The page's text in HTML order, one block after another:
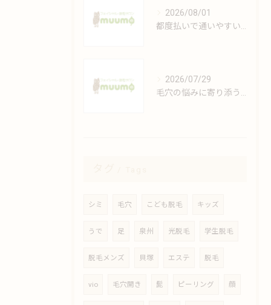
2026/08/01
2026/07/29
シミ 毛穴 こども脱毛 キッズ
うで 足 泉州 光脱毛 学生脱毛
脱毛メンズ 貝塚 エステ 脱毛
vio 毛穴開き 髭 ピーリング 顔